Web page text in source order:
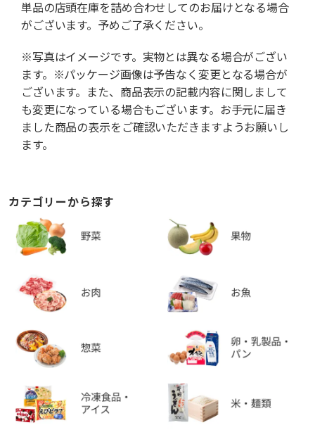
単品の店頭在庫を詰め合わせしてのお届けとなる場合
がございます。予めご了承ください。
※写真はイメージです。実物とは異なる場合がござい
ます。※パッケージ画像は予告なく変更となる場合が
ございます。また、商品表示の記載内容に関しまして
も変更になっている場合もございます。お手元に届き
ました商品の表示をご確認いただきますようお願いし
ます。
カテゴリーから探す